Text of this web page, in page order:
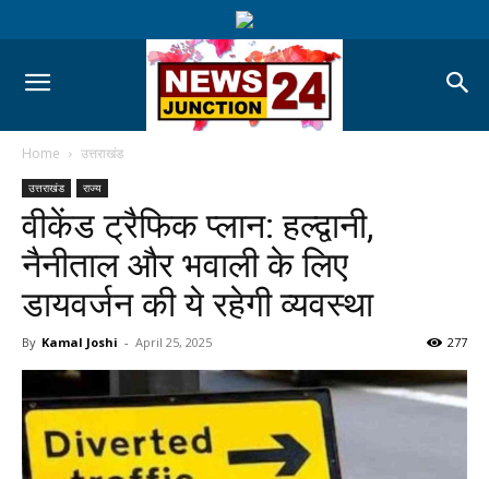
Home उत्तराखंड
उत्तराखंड राज्य
वीकेंड ट्रैफिक प्लान: हल्द्वानी,
नैनीताल और भवाली के लिए
डायवर्जन की ये रहेगी व्यवस्था
By Kamal Joshi - April 25, 2025 277